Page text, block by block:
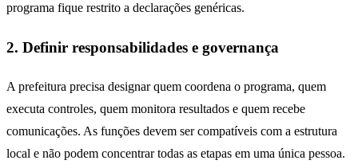
programa fique restrito a declarações genéricas.
2. Definir responsabilidades e governança
A prefeitura precisa designar quem coordena o programa, quem
executa controles, quem monitora resultados e quem recebe
comunicações. As funções devem ser compatíveis com a estrutura
local e não podem concentrar todas as etapas em uma única pessoa.